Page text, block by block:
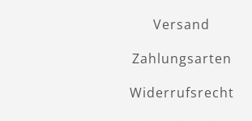
Versand
Zahlungsarten
Widerrufsrecht